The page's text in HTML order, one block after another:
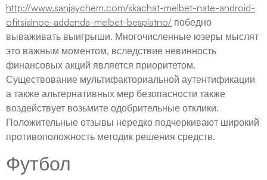
http://www.sanjaychem.com/skachat-melbet-nate-android-
ofitsialnoe-addenda-melbet-besplatno/ победно
вываживать выигрыши. Многочисленные юзеры мыслят
это важным моментом, вследствие невинность
финансовых акций является приоритетом.
Существование мультифакториальной аутентификации
а также альтернативных мер безопасности также
воздействует возьмите одобрительные отклики.
Положительные отзывы нередко подчеркивают широкий
противоположность методик решения средств.
Футбол